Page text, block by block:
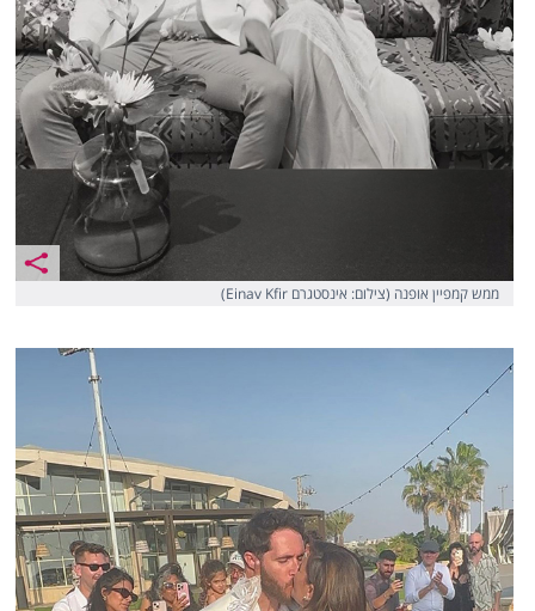
ממש קמפיין אופנה (צילום: אינסטגרם Einav Kfir)